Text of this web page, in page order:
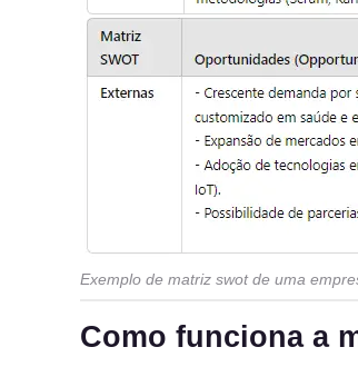
Exemplo de matriz swot de uma
Como funciona a